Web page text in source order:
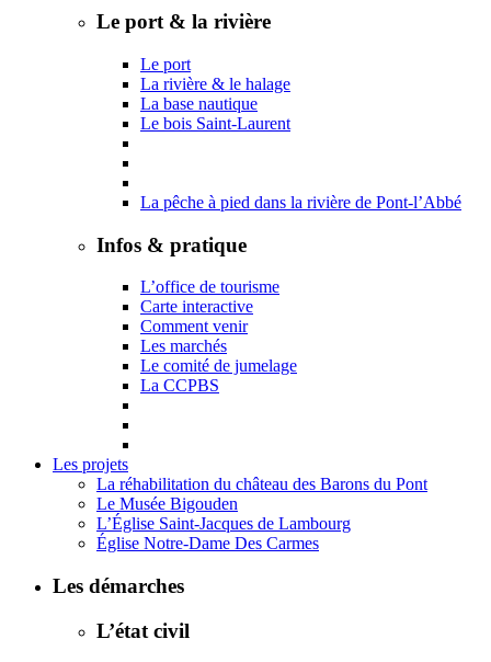
Le port & la rivière
Le port
La rivière & le halage
La base nautique
Le bois Saint-Laurent
La pêche à pied dans la rivière de Pont-l’Abbé
Infos & pratique
L’office de tourisme
Carte interactive
Comment venir
Les marchés
Le comité de jumelage
La CCPBS
Les projets
La réhabilitation du château des Barons du Pont
Le Musée Bigouden
L’Église Saint-Jacques de Lambourg
Église Notre-Dame Des Carmes
Les démarches
L’état civil